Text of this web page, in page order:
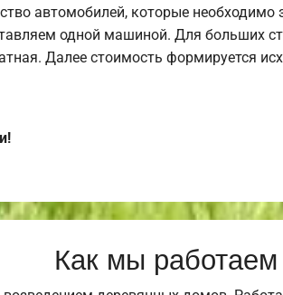
автомобилей, которые необходимо
одной машиной. Для больших
Далее стоимость формируется
Как мы работаем